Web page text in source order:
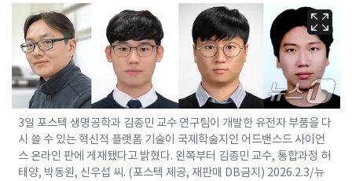
3일 포스텍 생명공학과 김종민 교수 연구팀이 개발한 유전자 부품을 다
시 쓸 수 있는 혁신적 플랫폼 기술이 국제학술지인 어드밴스드 사이언
스 온라인 판에 게재됐다고 밝혔다. 왼쪽부터 김종민 교수, 통합과정 허
태양, 박동원, 신우섭 씨. (포스텍 제공, 재판매 DB금지) 2026.2.3/뉴